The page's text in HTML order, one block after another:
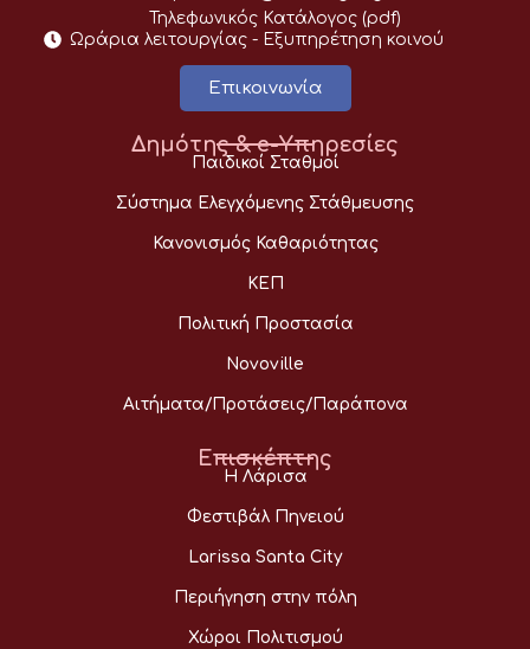
Τηλεφωνικός Κατάλογος (pdf)
Ωράρια λειτουργίας - Eξυπηρέτηση κοινού
Επικοινωνία
Δημότης & e-Υπηρεσίες
Παιδικοί Σταθμοί
Σύστημα Ελεγχόμενης Στάθμευσης
Κανονισμός Καθαριότητας
ΚΕΠ
Πολιτική Προστασία
Novoville
Αιτήματα/Προτάσεις/Παράπονα
Επισκέπτης
Η Λάρισα
Φεστιβάλ Πηνειού
Larissa Santa City
Περιήγηση στην πόλη
Χώροι Πολιτισμού